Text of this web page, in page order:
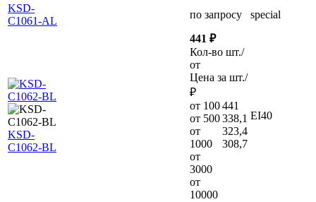
KSD-
C1061-AL
по запросу special
KSD-
C1062-BL
441 ₽
Кол-во шт./
от
Цена за шт./
₽
от 100
от 500
от
1000
от
3000
от
10000
441
338,1
323,4
308,7
EI40